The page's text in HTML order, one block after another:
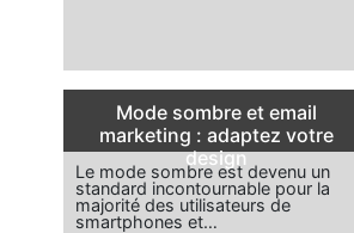
Mode sombre et email
marketing : adaptez votre
design
Le mode sombre est devenu un
standard incontournable pour la
majorité des utilisateurs de
smartphones et…